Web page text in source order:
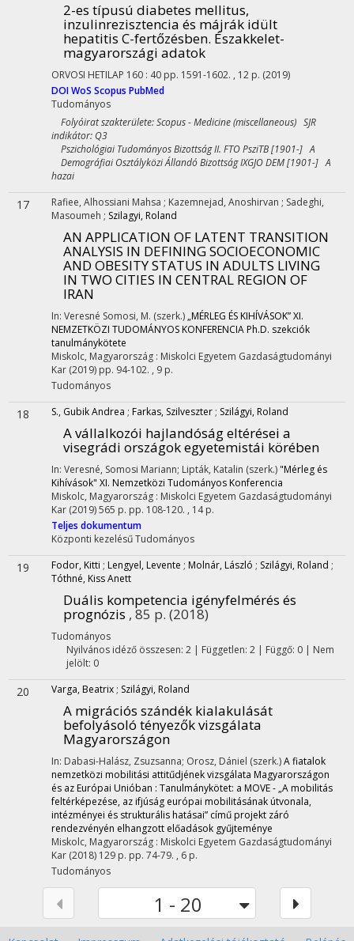
2-es típusú diabetes mellitus,
inzulinrezisztencia és májrák idült
hepatitis C-fertőzésben. Északkelet-
magyarországi adatok
ORVOSI HETILAP 160 : 40 pp. 1591-1602. , 12 p. (2019)
DOIWoS Scopus PubMed
Tudományos
Folyóirat szakterülete: Scopus - Medicine (miscellaneous) SJR
indikátor: Q3
Pszichológiai Tudományos Bizottság II. FTO PsziTB [1901-] A
Demográfiai Osztályközi Állandó Bizottság IXGJO DEM [1901-] A
hazai
17 Rafiee, Alhossiani Mahsa ; Kazemnejad, Anoshirvan ; Sadeghi,
Masoumeh ; Szilagyi, Roland
AN APPLICATION OF LATENT TRANSITION
ANALYSIS IN DEFINING SOCIOECONOMIC
AND OBESITY STATUS IN ADULTS LIVING
IN TWO CITIES IN CENTRAL REGION OF
IRAN
In: Veresné Somosi, M. (szerk.) „MÉRLEG ÉS KIHÍVÁSOK” XI.
NEMZETKÖZI TUDOMÁNYOS KONFERENCIA Ph.D. szekciók
tanulmánykötete
Miskolc, Magyarország : Miskolci Egyetem Gazdaságtudományi
Kar (2019) pp. 94-102. , 9 p.
Tudományos
18 S., Gubik Andrea ; Farkas, Szilveszter ; Szilágyi, Roland
A vállalkozói hajlandóság eltérései a
visegrádi országok egyetemistái körében
In: Veresné, Somosi Mariann; Lipták, Katalin (szerk.) "Mérleg és
Kihívások" XI. Nemzetközi Tudományos Konferencia
Miskolc, Magyarország : Miskolci Egyetem Gazdaságtudományi
Kar (2019)565 p. pp. 108-120. , 14 p.
Teljes dokumentum
Központi kezelésűTudományos
19 Fodor, Kitti ; Lengyel, Levente ; Molnár, László ; Szilágyi, Roland ;
Tóthné, Kiss Anett
Duális kompetencia igényfelmérés és
prognózis , 85 p. (2018)
Tudományos
Nyilvános idéző összesen: 2| Független: 2 | Függő: 0 | Nem
jelölt: 0
20 Varga, Beatrix ; Szilágyi, Roland
A migrációs szándék kialakulását
befolyásoló tényezők vizsgálata
Magyarországon
In: Dabasi-Halász, Zsuzsanna; Orosz, Dániel (szerk.)A fiatalok
nemzetközi mobilitási attitűdjének vizsgálata Magyarországon
és az Európai Unióban : Tanulmánykötet: a MOVE - „A mobilitás
feltérképezése, az ifjúság európai mobilitásának útvonala,
intézményei és strukturális hatásai” című projekt záró
rendezvényén elhangzott előadások gyűjteménye
Miskolc, Magyarország : Miskolci Egyetem Gazdaságtudományi
Kar (2018) 129 p. pp. 74-79. , 6 p.
Tudományos
1 - 20